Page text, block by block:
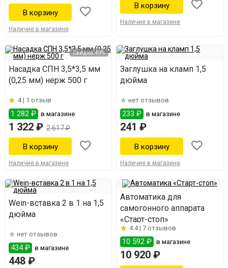
Наличие в магазине
Наличие в магазине
Скидка 49%
Насадка СПН 3,5*3,5 мм
(0,25 мм) нерж 500 г
4 | 1 отзыв
1 282 ₽ в магазине
1 322 ₽ 2 617 ₽
Наличие в магазине
Заглушка на кламп 1,5
дюйма
нет отзывов
233 ₽ в магазине
241 ₽
Наличие в магазине
Wein-вставка 2 в 1 на 1,5
дюйма
нет отзывов
434 ₽ в магазине
448 ₽
Автоматика для
самогонного аппарата
«Старт-стоп»
4.4 |7 отзывов
10 592 ₽ в магазине
10 920 ₽